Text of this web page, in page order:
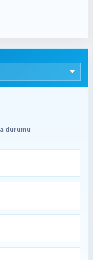
(10-24
durumu